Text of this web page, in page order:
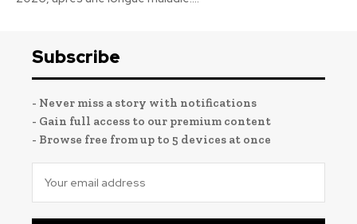
Subscribe
- Never miss a story with notifications
- Gain full access to our premium content
- Browse free from up to 5 devices at once